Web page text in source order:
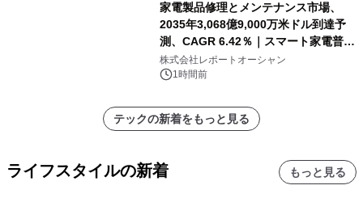
家電製品修理とメンテナンス市場、
2035年3,068億9,000万米ドル到達予
測、CAGR 6.42％｜スマート家電普
及・循環型経済・メンテナンス需要拡
大が成長を加速
株式会社レポートオーシャン
1時間前
テックの新着をもっと見る
ライフスタイルの新着 もっと見る